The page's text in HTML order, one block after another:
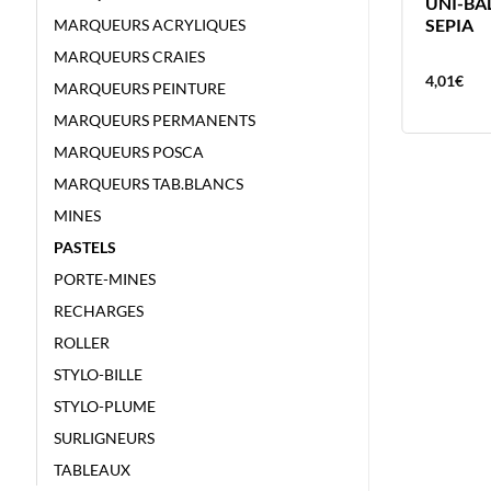
MARQUEURS ACRYLIQUES
MARQUEURS CRAIES
MARQUEURS PEINTURE
MARQUEURS PERMANENTS
MARQUEURS POSCA
MARQUEURS TAB.BLANCS
MINES
PASTELS
PORTE-MINES
RECHARGES
ROLLER
STYLO-BILLE
STYLO-PLUME
SURLIGNEURS
TABLEAUX
SEPIA
4,01€
FONCE
4,01€